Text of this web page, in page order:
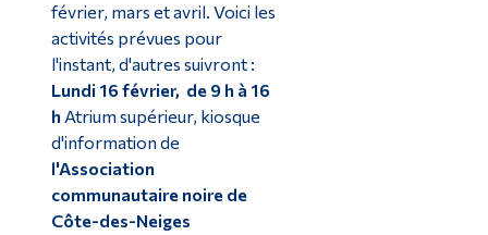
février, mars et avril. Voici les
activités prévues pour
l'instant, d'autres suivront :
Lundi 16 février, de 9 h à 16
h Atrium supérieur, kiosque
d'information de
l'Association
communautaire noire de
Côte-des-Neiges